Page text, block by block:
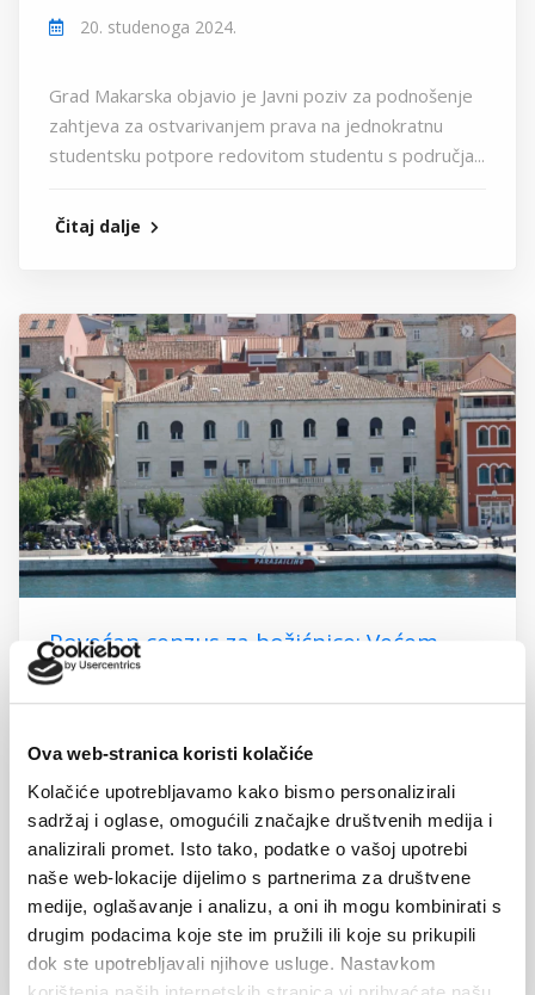
Ova web-stranica koristi kolačiće
Kolačiće upotrebljavamo kako bismo personalizirali
sadržaj i oglase, omogućili značajke društvenih medija i
analizirali promet. Isto tako, podatke o vašoj upotrebi
naše web-lokacije dijelimo s partnerima za društvene
medije, oglašavanje i analizu, a oni ih mogu kombinirati s
drugim podacima koje ste im pružili ili koje su prikupili
dok ste upotrebljavali njihove usluge. Nastavkom
20. studenoga 2024.
Grad Makarska objavio je Javni poziv za podnošenje
zahtjeva za ostvarivanjem prava na jednokratnu
studentsku potpore redovitom studentu s područja...
Čitaj dalje
Povećan cenzus za božićnice: Većem
broju umirovljenika božićnice od 50,00
do 70,00 eura
19. studenoga 2024.
Ove godine božićnicu će dobiti veći broj makarskih
umirovljenika jer je Grad Makarska cenzus za
ostvarivanje prava odlučio podignuti sa 300,00 na...
Čitaj dalje